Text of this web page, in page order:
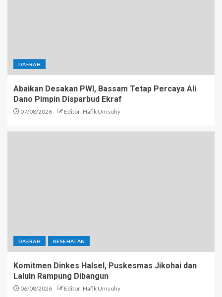
DAERAH
Abaikan Desakan PWI, Bassam Tetap Percaya Ali
Dano Pimpin Disparbud Ekraf
07/08/2026 Editor: Hafik Umsohy
DAERAH KESEHATAN
Komitmen Dinkes Halsel, Puskesmas Jikohai dan
Laluin Rampung Dibangun
06/08/2026 Editor: Hafik Umsohy